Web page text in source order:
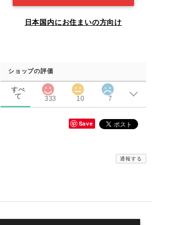
日本国内にお住まいの方向け
ショップの評価
すべ
て
333 10 7
Save
通報する